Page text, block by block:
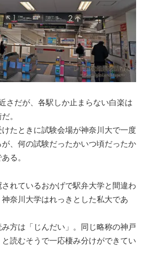
さだが、各駅しか止まらない白楽は
。
たときに試験会場が神奈川大で一度
、何の試験だったかいつ頃だったか
る。
れているおかげで駅弁大学と間違わ
奈川大学はれっきとした私大であ
方は「じんだい」。同じ略称の神戸
読むそうで一応棲み分けができてい